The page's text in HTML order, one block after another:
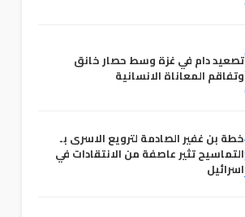
تصعيد دام في غزة وسط حصار خانق
وتفاقم المعاناة الانسانية
خطة بن غفير الصادمة لترويع الاسرى بـ
التماسيح تثير عاصفة من الانتقادات في
اسرائيل